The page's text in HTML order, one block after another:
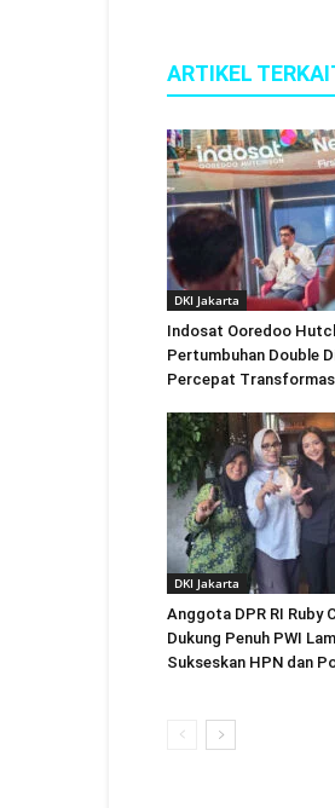
ARTIKEL
DKI Jakarta
Indosat Ooredoo
Pertumbuhan Double
Percepat
DKI Jakarta
Anggota DPR RI Ruby
Dukung Penuh PWI
Sukseskan HPN dan